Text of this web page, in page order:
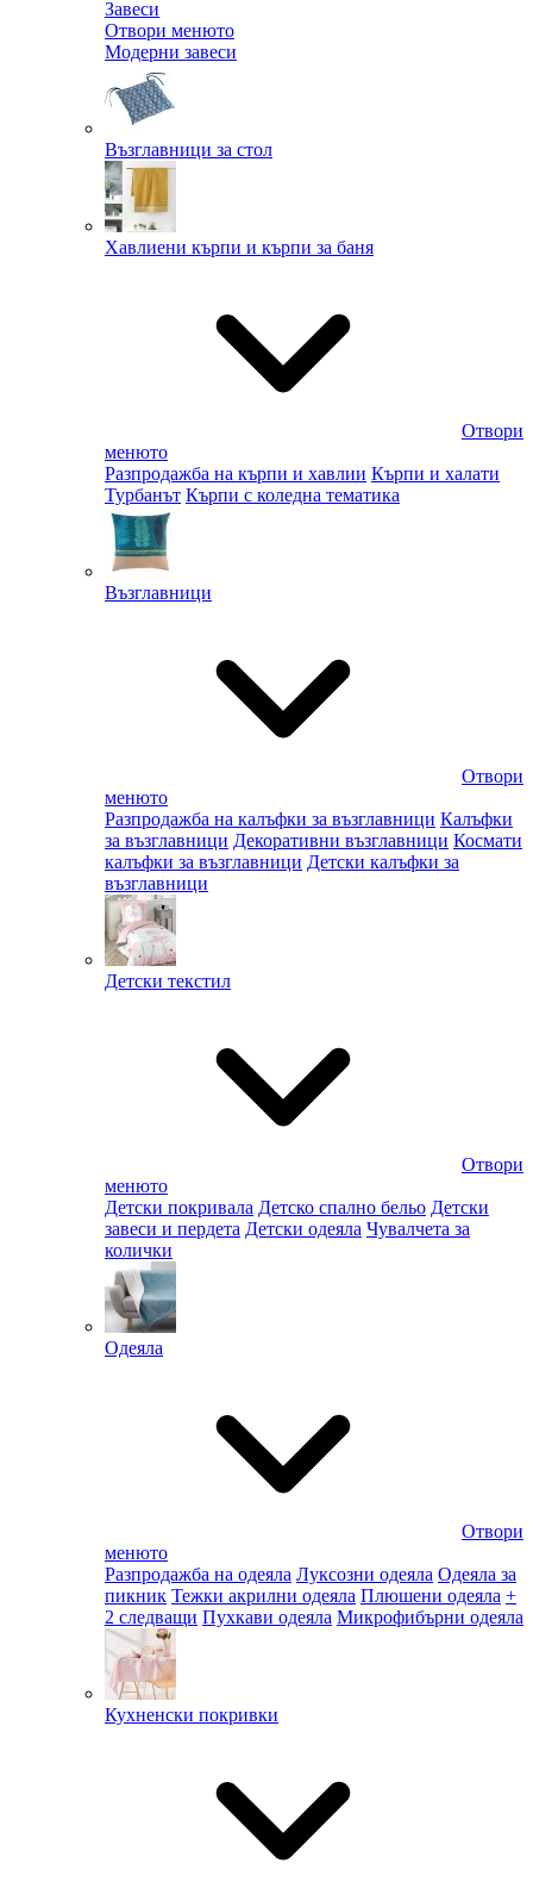
Завеси
Отвори менюто
Модерни завеси
Възглавници за стол
Хавлиени кърпи и кърпи за баня
Отвори
менюто
Разпродажба на кърпи и хавлии Кърпи и халати
Турбанът Кърпи с коледна тематика
Възглавници
Отвори
менюто
Разпродажба на калъфки за възглавници Калъфки
за възглавници Декоративни възглавници Космати
калъфки за възглавници Детски калъфки за
възглавници
Детски текстил
Отвори
менюто
Детски покривала Детско спално бельо Детски
завеси и пердета Детски одеяла Чувалчета за
колички
Одеяла
Отвори
менюто
Разпродажба на одеяла Луксозни одеяла Одеяла за
пикник Тежки акрилни одеяла Плюшени одеяла +
2 следващи Пухкави одеяла Микрофибърни одеяла
Кухненски покривки